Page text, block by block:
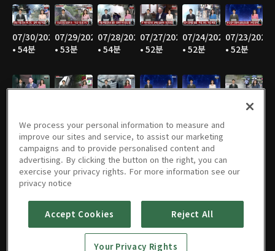
07/30/2026
• 54분
07/29/2026
• 53분
07/28/2026
• 54분
07/27/2026
• 52분
07/24/2026
• 52분
07/23/2026
• 52분
• 52분
• 52분
07/14/2026
07/13/2026
• 52분
07/10/2026
• 51분
07/09/202607/08/202607/07/202607/06/2026
07/02/202607/01/202606/30/2026
We process your personal information to measure and
improve our sites and service, to assist our marketing
campaigns and to provide personalised content and
advertising. By clicking the button on the right, you can
exercise your privacy rights. For more information see our
privacy notice
Accept Cookies Reject All
Your Privacy Rights